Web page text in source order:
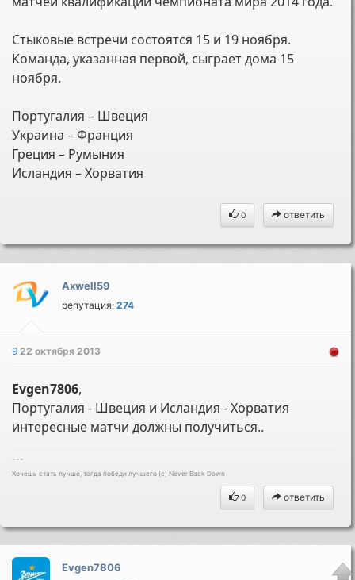
Cтыковые встречи состоятся 15 и 19 ноября.
Команда, указанная первой, сыграет дома 15
ноября.
Португалия – Швеция
Украина – Франция
Греция – Румыния
Исландия – Хорватия
0 ответить
Axwell59
репутация:274
922 октября 2013
Evgen7806,
Португалия - Швеция и Исландия - Хорватия
интересные матчи должны получиться..
---
Хочешь стать лучше, тогда победи лучшего (c) Never Back Down
0 ответить
Evgen7806